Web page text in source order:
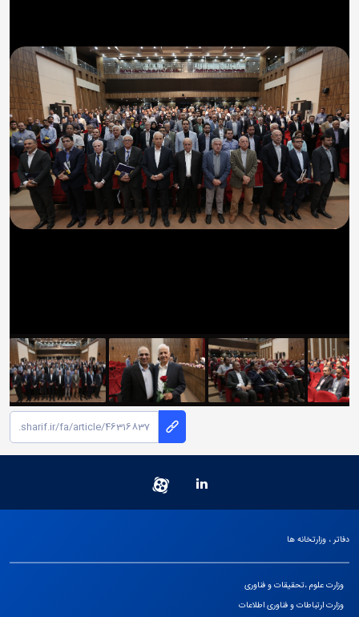
دفاتر ، وزارتخانه ها
وزارت علوم ،تحقیقات و فناوری
وزارت ارتباطات و فناوری اطلاعات